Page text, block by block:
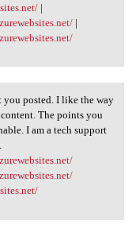
|
|
post you
you posted. I like the way
The points you
I am a tech support